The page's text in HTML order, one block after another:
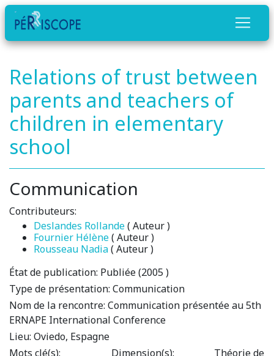
Relations of trust between
parents and teachers of
children in elementary
school
Communication
Contributeurs:
Deslandes Rollande( Auteur )
Fournier Hélène( Auteur )
Rousseau Nadia( Auteur )
État de publication: Publiée (2005 )
Type de présentation: Communication
Nom de la rencontre: Communication présentée au 5th
ERNAPE International Conference
Lieu: Oviedo, Espagne
Mots clé(s):
Dimension(s):
Théorie de